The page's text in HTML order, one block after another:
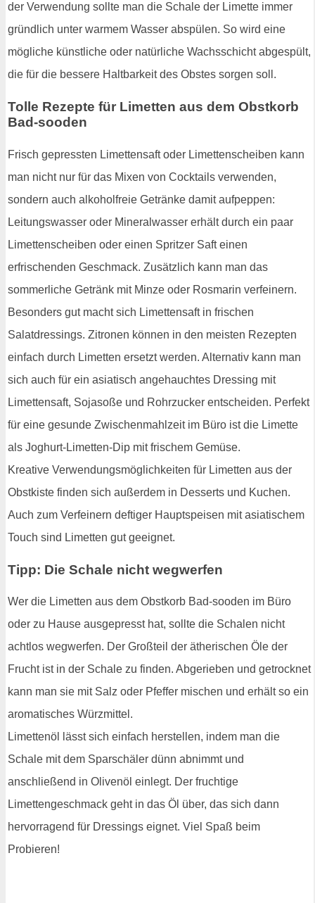
der Verwendung sollte man die Schale der Limette immer
gründlich unter warmem Wasser abspülen. So wird eine
mögliche künstliche oder natürliche Wachsschicht abgespült,
die für die bessere Haltbarkeit des Obstes sorgen soll.
Tolle Rezepte für Limetten aus dem Obstkorb
Bad-sooden
Frisch gepressten Limettensaft oder Limettenscheiben kann
man nicht nur für das Mixen von Cocktails verwenden,
sondern auch alkoholfreie Getränke damit aufpeppen:
Leitungswasser oder Mineralwasser erhält durch ein paar
Limettenscheiben oder einen Spritzer Saft einen
erfrischenden Geschmack. Zusätzlich kann man das
sommerliche Getränk mit Minze oder Rosmarin verfeinern.
Besonders gut macht sich Limettensaft in frischen
Salatdressings. Zitronen können in den meisten Rezepten
einfach durch Limetten ersetzt werden. Alternativ kann man
sich auch für ein asiatisch angehauchtes Dressing mit
Limettensaft, Sojasoße und Rohrzucker entscheiden. Perfekt
für eine gesunde Zwischenmahlzeit im Büro ist die Limette
als Joghurt-Limetten-Dip mit frischem Gemüse.
Kreative Verwendungsmöglichkeiten für Limetten aus der
Obstkiste finden sich außerdem in Desserts und Kuchen.
Auch zum Verfeinern deftiger Hauptspeisen mit asiatischem
Touch sind Limetten gut geeignet.
Tipp: Die Schale nicht wegwerfen
Wer die Limetten aus dem Obstkorb Bad-sooden im Büro
oder zu Hause ausgepresst hat, sollte die Schalen nicht
achtlos wegwerfen. Der Großteil der ätherischen Öle der
Frucht ist in der Schale zu finden. Abgerieben und getrocknet
kann man sie mit Salz oder Pfeffer mischen und erhält so ein
aromatisches Würzmittel.
Limettenöl lässt sich einfach herstellen, indem man die
Schale mit dem Sparschäler dünn abnimmt und
anschließend in Olivenöl einlegt. Der fruchtige
Limettengeschmack geht in das Öl über, das sich dann
hervorragend für Dressings eignet. Viel Spaß beim
Probieren!